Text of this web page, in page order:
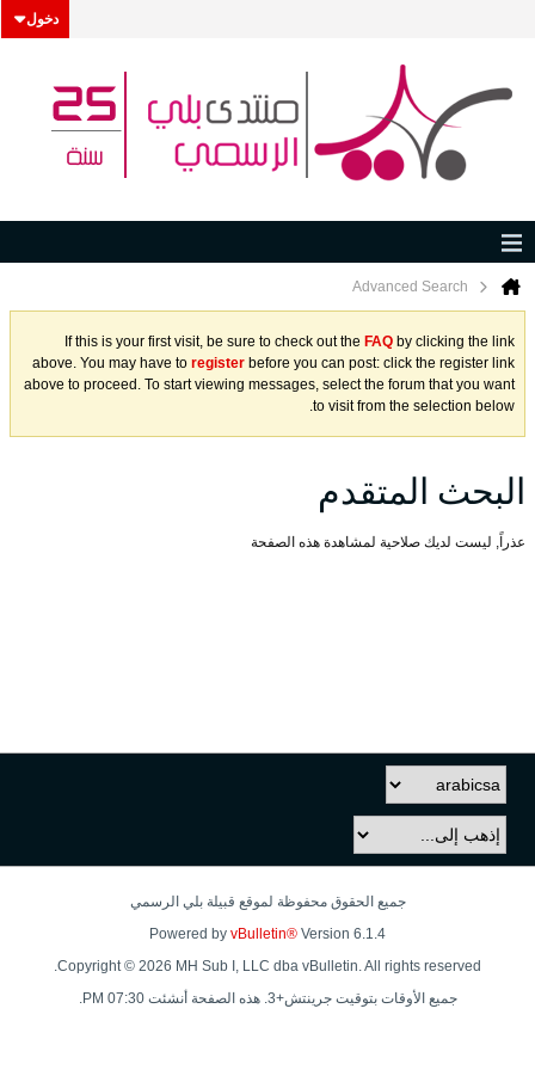
دخول
Advanced Search
If this is your first visit, be sure to check out the FAQ by clicking the link
above. You may have to register before you can post: click the register link
above to proceed. To start viewing messages, select the forum that you want
to visit from the selection below.
البحث المتقدم
عذراً, ليست لديك صلاحية لمشاهدة هذه الصفحة
جميع الحقوق محفوظة لموقع قبيلة بلي الرسمي
Powered by vBulletin® Version 6.1.4
Copyright © 2026 MH Sub I, LLC dba vBulletin. All rights reserved.
جميع الأوقات بتوقيت جرينتش+3. هذه الصفحة أنشئت 07:30 PM.